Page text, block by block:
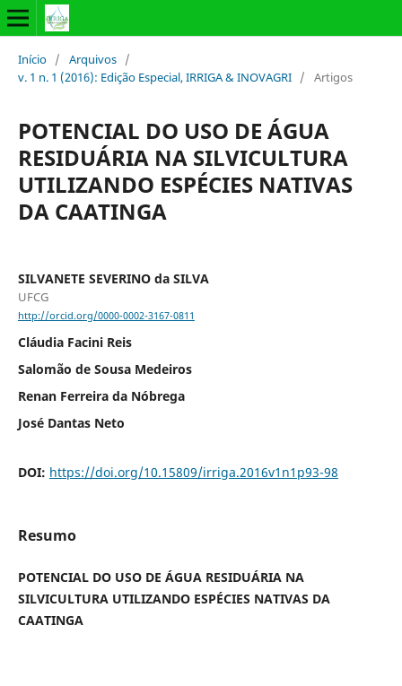
Início / Arquivos /
v. 1 n. 1 (2016): Edição Especial, IRRIGA & INOVAGRI / Artigos
POTENCIAL DO USO DE ÁGUA
RESIDUÁRIA NA SILVICULTURA
UTILIZANDO ESPÉCIES NATIVAS
DA CAATINGA
SILVANETE SEVERINO da SILVA
UFCG
http://orcid.org/0000-0002-3167-0811
Cláudia Facini Reis
Salomão de Sousa Medeiros
Renan Ferreira da Nóbrega
José Dantas Neto
DOI: https://doi.org/10.15809/irriga.2016v1n1p93-98
Resumo
POTENCIAL DO USO DE ÁGUA RESIDUÁRIA NA
SILVICULTURA UTILIZANDO ESPÉCIES NATIVAS DA
CAATINGA